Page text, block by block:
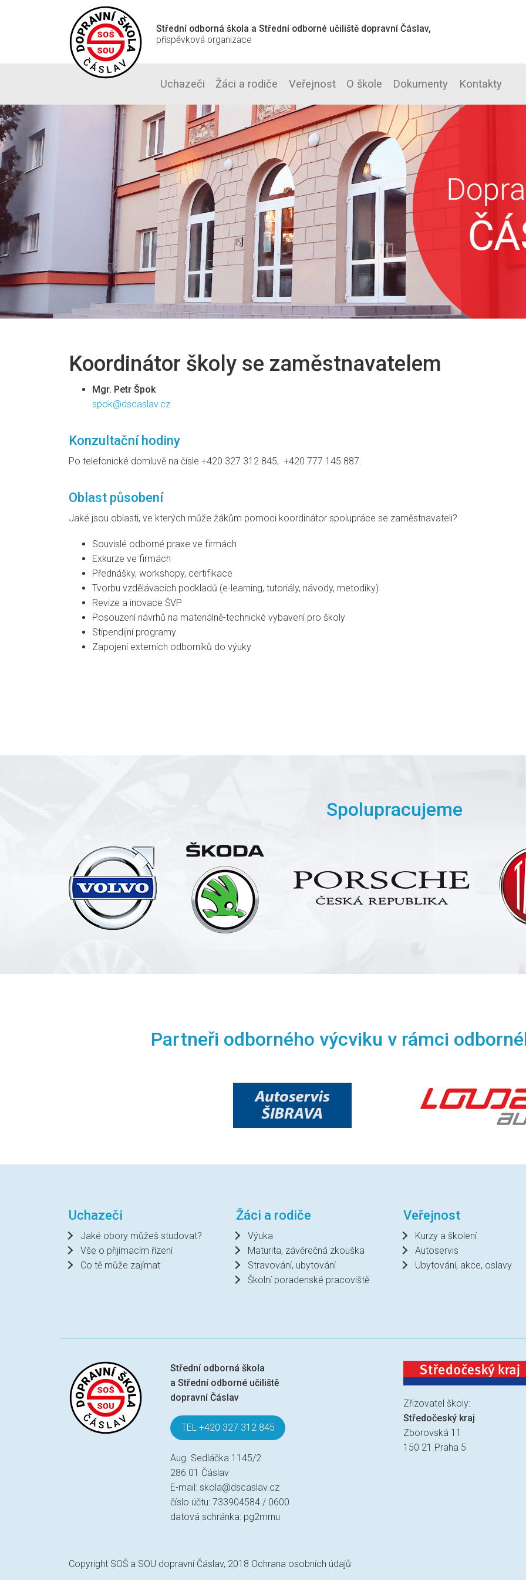
Střední odborná škola a Střední odborné učiliště dopravní Čáslav,
příspěvková organizace
Uchazeči Žáci a rodiče Veřejnost O škole Dokumenty Kontakty
Koordinátor školy se zaměstnavatelem
Mgr. Petr Špok
spok@dscaslav.cz
Konzultační hodiny
Po telefonické domluvě na čísle +420 327 312 845, +420 777 145 887.
Oblast působení
Jaké jsou oblasti, ve kterých může žákům pomoci koordinátor spolupráce se zaměstnavateli?
Souvislé odborné praxe ve firmách
Exkurze ve firmách
Přednášky, workshopy, certifikace
Tvorbu vzdělávacích podkladů (e-learning, tutoriály, návody, metodiky)
Revize a inovace ŠVP
Posouzení návrhů na materiálně-technické vybavení pro školy
Stipendijní programy
Zapojení externích odborníků do výuky
Spolupracujeme
Partneři odborného výcviku v rámci
Uchazeči
Jaké obory můžeš studovat?
Vše o přijímacím řízení
Co tě může zajímat
Žáci a rodiče
Výuka
Maturita, závěrečná zkouška
Stravování, ubytování
Školní poradenské pracoviště
Veřejnost
Kurzy a školení
Autoservis
Ubytování, akce, oslavy
Střední odborná škola
a Střední odborné učiliště
dopravní Čáslav
TEL +420 327 312 845
Aug. Sedláčka 1145/2
286 01 Čáslav
E-mail:skola@dscaslav.cz
číslo účtu: 733904584 / 0600
datová schránka: pg2mrnu
Zřizovatel školy:
Středočeský kraj
Zborovská 11
150 21 Praha 5
Copyright SOŠ a SOU dopravní Čáslav, 2018 Ochrana osobních údajů